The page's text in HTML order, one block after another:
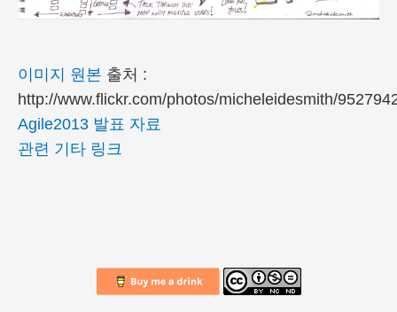
이미지 원본 출처 :
http://www.flickr.com/photos/micheleidesmith/
Agile2013 발표 자료
관련 기타 링크